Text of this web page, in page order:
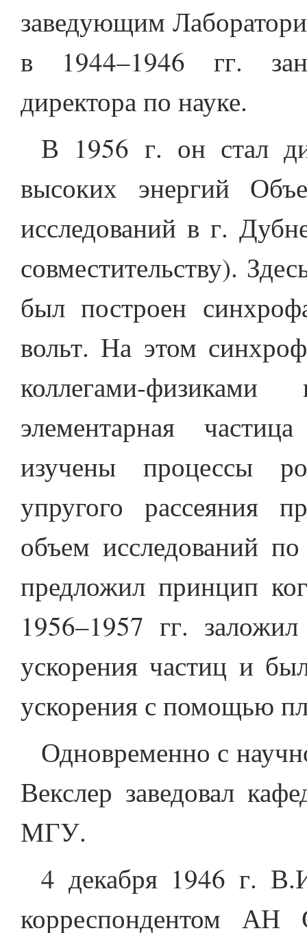
заведующим
в 1944–1946 гг.
директора по науке.
В 1956 г. он стал
высоких энергий
исследований в г.
совместительству).
был построен
вольт. На этом
коллегами-
элементарная
изучены процессы
упругого рассеяния
объем исследований
предложил принцип
1956–1957 гг.
ускорения частиц и
ускорения с помощью
Одновременно с
Векслер заведовал
МГУ.
4 декабря 1946 г.
корреспондентом